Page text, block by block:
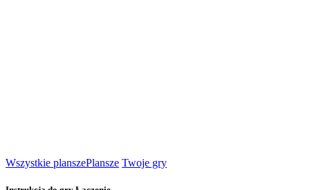
Wszystkie planszePlansze Twoje gry